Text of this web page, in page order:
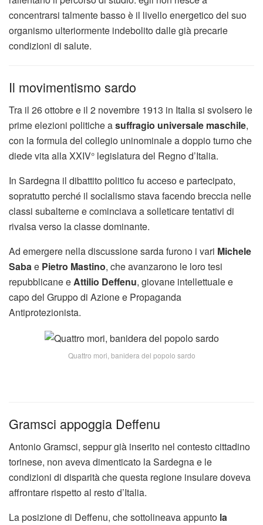
concentrarsi talmente basso è il livello energetico del suo
organismo ulteriormente indebolito dalle già precarie
condizioni di salute.
Il movimentismo sardo
Tra il 26 ottobre e il 2 novembre 1913 in Italia si svolsero le
prime elezioni politiche asuffragio universale maschile,
con la formula del collegio uninominale a doppio turno che
diede vita alla XXIV° legislatura del Regno d’Italia.
In Sardegna il dibattito politico fu acceso e partecipato,
sopratutto perché il socialismo stava facendo breccia nelle
classi subalterne e cominciava a solleticare tentativi di
rivalsa verso la classe dominante.
Ad emergere nella discussione sarda furono i vari Michele
Sabae Pietro Mastino, che avanzarono le loro tesi
repubblicane eAttilio Deffenu, giovane intellettuale e
capo del Gruppo di Azione e Propaganda
Antiprotezionista.
Quattro mori, banidera del popolo sardo
Gramsci appoggia Deffenu
Antonio Gramsci, seppur già inserito nel contesto cittadino
torinese, non aveva dimenticato la Sardegna e le
condizioni di disparità che questa regione insulare doveva
affrontare rispetto al resto d’Italia.
La posizione di Deffenu, che sottolineava appunto la